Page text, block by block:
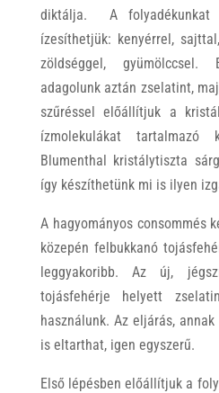
diktálja. A folyadékunkat
ízesíthetjük: kenyérrel,
zöldséggel,
adagolunk aztán zselatint,
szűréssel előállítjuk a
ízmolekulákat tartalmazó
Blumenthal kristálytiszta
így készíthetünk mi is ilyen
A hagyományos consommés
közepén felbukkanó
leggyakoribb. Az új,
tojásfehérje helyett
használunk. Az eljárás,
is eltarthat, igen egyszerű.
Első lépésben előállítjuk a